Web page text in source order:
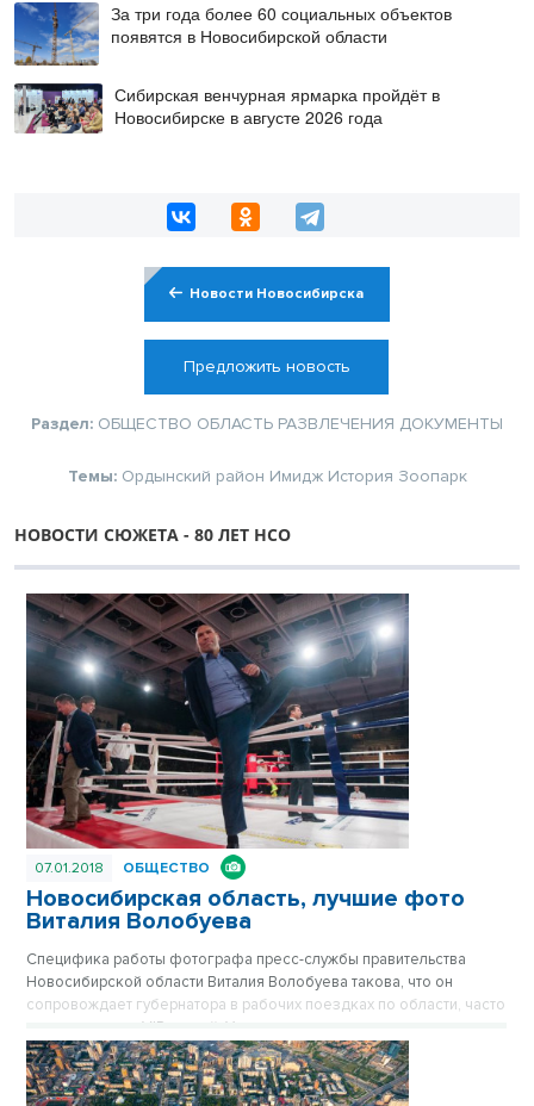
За три года более 60 социальных объектов
появятся в Новосибирской области
Сибирская венчурная ярмарка пройдёт в
Новосибирске в августе 2026 года
Новости Новосибирска
Предложить новость
Раздел: ОБЩЕСТВО ОБЛАСТЬ РАЗВЛЕЧЕНИЯ ДОКУМЕНТЫ
Темы: Ордынский район Имидж История Зоопарк
НОВОСТИ СЮЖЕТА - 80 ЛЕТ НСО
07.01.2018 ОБЩЕСТВО
Новосибирская область, лучшие фото
Виталия Волобуева
Специфика работы фотографа пресс-службы правительства
Новосибирской области Виталия Волобуева такова, что он
сопровождает губернатора в рабочих поездках по области, часто
снимает визиты VIP-гостей. Уникальные портреты чиновников
федерального масштаба и другие лучшие фото Виталия
Волобуева мы публикуем в цикле мини-фотовыставок,
посвященных 80-летию Новосибирской области. Публикуется